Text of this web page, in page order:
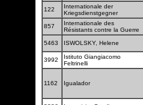
122
Internationale der
Kriegsdienstgegner
857
Internationale des
Résistants contre la Guerre
5463 ISWOLSKY, Helene
3992
Istituto Giangiacomo
Feltrinelli
1162 Igualador